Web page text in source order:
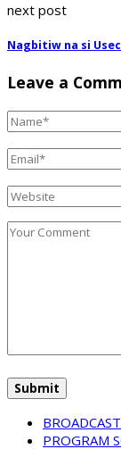
next post
Nagbitiw na si
Leave a
PROGRAM